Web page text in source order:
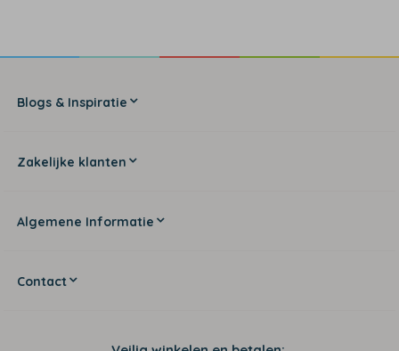
Blogs & Inspiratie
Zakelijke klanten
Algemene Informatie
Contact